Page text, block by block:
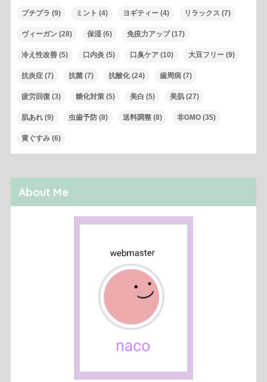
プチプラ (9) ミント (4) ヨギティー(4) リラックス (7)
ヴィーガン(28) 保湿(6) 免疫力アップ(17)
冷え性改善(5) 口内炎(5) 口臭ケア(10) 大豆フリー(9)
抗炎症(7) 抗菌(7) 抗酸化(24) 歯周病(7)
疲労回復(3) 糖化対策(5) 美白 (5) 美肌(27)
肌あれ(9) 虫歯予防(8) 送料調整(8) 非GMO(35)
黄ぐすみ(6)
About Me